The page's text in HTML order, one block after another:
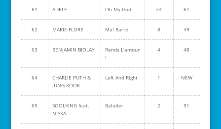
61 ADELE Oh My God 24 61
62 MARIE-FLORE Mal Barré 8 49
63 BENJAMIN BIOLAY
Rends L'amour
!
4 48
64
CHARLIE PUTH &
JUNG KOOK
Left And Right 1 NEW
65
SOOLKING feat.
NISKA
Balader 2 91